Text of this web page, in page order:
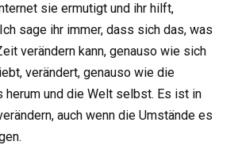
sie ermutigt und ihr hilft,
sage ihr immer, dass sich das, was
verändern kann, genauso wie sich
verändert, genauso wie die
herum und die Welt selbst. Es ist in
auch wenn die Umstände es